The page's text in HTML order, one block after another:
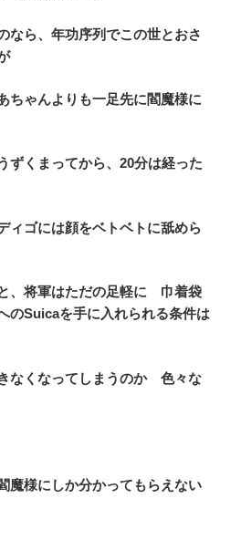
なら、年功序列でこの世とおさ
ちゃんよりも一足先に閻魔様に
ずくまってから、20分は経った
ゴには顔をベトベトに舐めら
、将軍はただの足軽に 巾着袋
のSuicaを手に入れられる条件は
なくなってしまうのか 色々な
魔様にしか分かってもらえない